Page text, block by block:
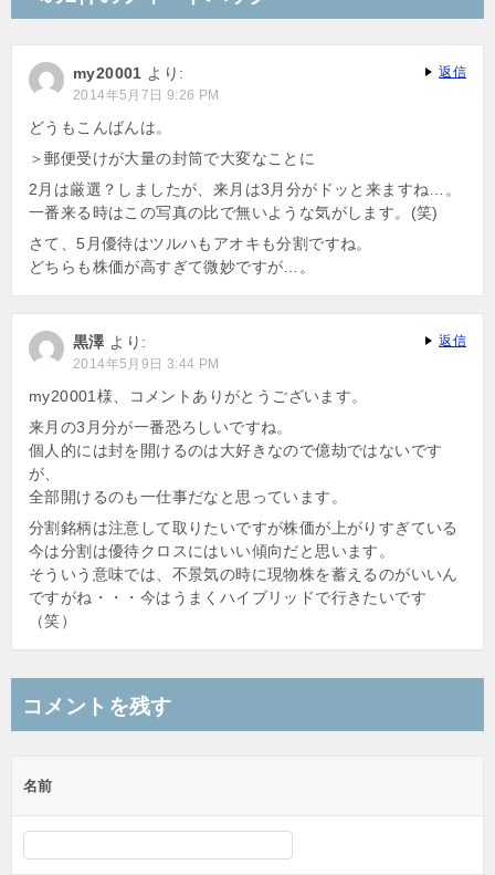
ゲ
シ
my20001 より:
2014年5月7日 9:26 PM
どうもこんばんは。
＞郵便受けが大量の封筒で大変なことに
2月は厳選？しましたが、来月は3月分がドッと来ますね…。
一番来る時はこの写真の比で無いような気がします。(笑)
さて、5月優待はツルハもアオキも分割ですね。
どちらも株価が高すぎて微妙ですが…。
返信
黒澤 より:
2014年5月9日 3:44 PM
my20001様、コメントありがとうございます。
来月の3月分が一番恐ろしいですね。
個人的には封を開けるのは大好きなので億劫ではないです
が、
全部開けるのも一仕事だなと思っています。
分割銘柄は注意して取りたいですが株価が上がりすぎている
今は分割は優待クロスにはいい傾向だと思います。
そういう意味では、不景気の時に現物株を蓄えるのがいいん
ですがね・・・今はうまくハイブリッドで行きたいです
（笑）
返信
コメントを残す
名前